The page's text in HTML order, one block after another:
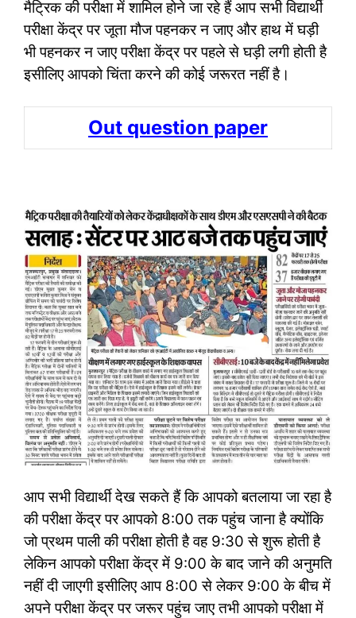
मैट्रिक की परीक्षा में शामिल होने जा रहे हैं आप सभी विद्यार्थी
परीक्षा केंद्र पर जूता मौज पहनकर न जाए और हाथ में घड़ी
भी पहनकर न जाए परीक्षा केंद्र पर पहले से घड़ी लगी होती है
इसीलिए आपको चिंता करने की कोई जरूरत नहीं है।
Out question paper
आप सभी विद्यार्थी देख सकते हैं कि आपको बतलाया जा रहा है
की परीक्षा केंद्र पर आपको 8:00 तक पहुंच जाना है क्योंकि
जो प्रथम पाली की परीक्षा होती है वह 9:30 से शुरू होती है
लेकिन आपको परीक्षा केंद्र में 9:00 के बाद जाने की अनुमति
नहीं दी जाएगी इसीलिए आप 8:00 से लेकर 9:00 के बीच में
अपने परीक्षा केंद्र पर जरूर पहुंच जाए तभी आपको परीक्षा में